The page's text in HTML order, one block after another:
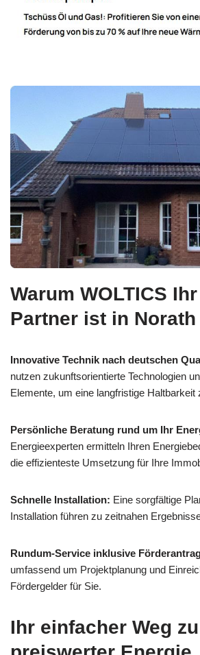
Warum WOLTICS
Partner ist in Norath
Innovative Technik nach deutschen
nutzen zukunftsorientierte Technologien
Elemente, um eine langfristige Haltbarkeit
Persönliche Beratung rund um Ihr
Energieexperten ermitteln Ihren
die effizienteste Umsetzung für Ihre
Schnelle Installation: Eine sorgfältige
Installation führen zu zeitnahen
Rundum-Service inklusive
umfassend um Projektplanung und
Fördergelder für Sie.
Ihr einfacher Weg zu